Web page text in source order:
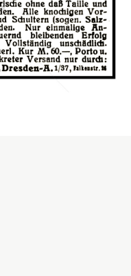
Vertrieb, Dresden
Bild-ID: 40440